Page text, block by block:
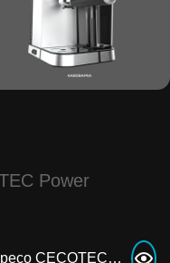
Power
Інструкція Кавоварка еспресо CECOTEC Power Espresso 20 Cream